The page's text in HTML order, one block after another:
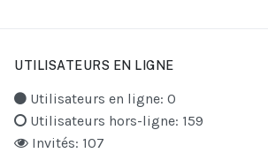
UTILISATEURS EN LIGNE
Utilisateurs en ligne: 0
Utilisateurs hors-ligne: 159
Invités: 107